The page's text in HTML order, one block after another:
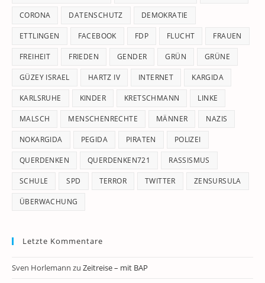
CORONA DATENSCHUTZ DEMOKRATIE
ETTLINGEN FACEBOOK FDP FLUCHT FRAUEN
FREIHEIT FRIEDEN GENDER GRÜN GRÜNE
GÜZEY ISRAEL HARTZ IV INTERNET KARGIDA
KARLSRUHE KINDER KRETSCHMANN LINKE
MALSCH MENSCHENRECHTE MÄNNER NAZIS
NOKARGIDA PEGIDA PIRATEN POLIZEI
QUERDENKEN QUERDENKEN721 RASSISMUS
SCHULE SPD TERROR TWITTER ZENSURSULA
ÜBERWACHUNG
Letzte Kommentare
Sven Horlemann zu Zeitreise – mit BAP